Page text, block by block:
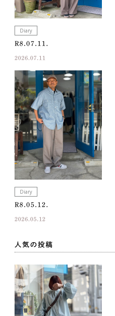
Diary
R8.07.11.
2026.07.11
Diary
R8.05.12.
2026.05.12
人気の投稿